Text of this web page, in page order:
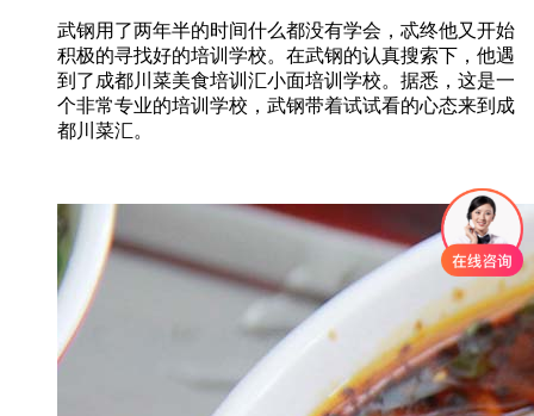
武钢用了两年半的时间什么都没有学会，忒终他又开始
积极的寻找好的培训学校。在武钢的认真搜索下，他遇
到了成都川菜美食培训汇小面培训学校。据悉，这是一
个非常专业的培训学校，武钢带着试试看的心态来到成
都川菜汇。